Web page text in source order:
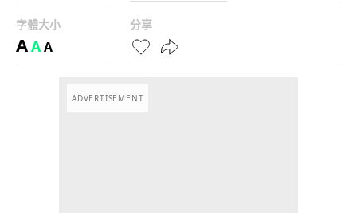
字體大小
AAA
分享
ADVERTISEMENT